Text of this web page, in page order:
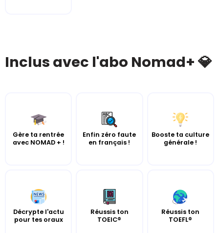
Inclus avec l'abo Nomad+ 💎
Gère ta rentrée
avec NOMAD + !
Enfin zéro faute
en français !
Booste ta culture
générale !
Décrypte l'actu
pour tes oraux
Réussis ton
TOEIC®
Réussis ton
TOEFL®